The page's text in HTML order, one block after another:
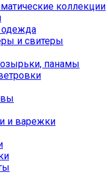
коллекции
одежда
и свитеры
панамы
и варежки